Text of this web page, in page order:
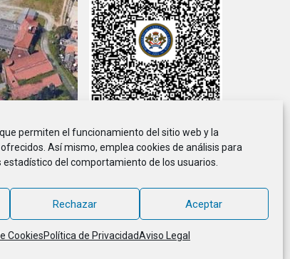
permiten el funcionamiento del sitio web y la
Así mismo, emplea cookies de análisis para
del comportamiento de los usuarios.
Aceptar
Rechazar
CookiesPolítica de PrivacidadAviso Legal
Política de Privacidad Política de Cookies
Marineros de la E.T.E.A. y Armada, CIF G-36.916.328